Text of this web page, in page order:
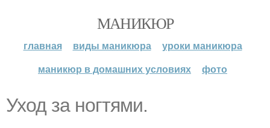
МАНИКЮР
главная виды маникюра
уроки маникюра
маникюр в домашних условиях
фото
Уход за ногтями.